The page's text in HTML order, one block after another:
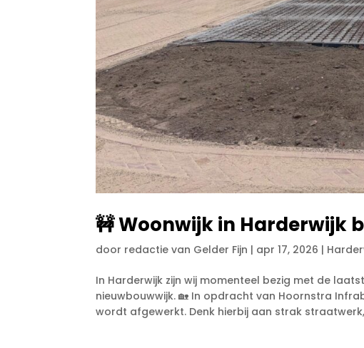
🚧 Woonwijk in Harderwijk
door redactie van Gelder Fijn | apr 17, 2026 |
In Harderwijk zijn wij momenteel bezig met de
nieuwbouwwijk. 🏡 In opdracht van Hoornstra
wordt afgewerkt. Denk hierbij aan strak